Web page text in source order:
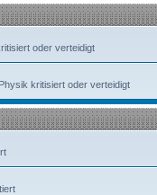
oder verteidigt
kritisiert oder verteidigt